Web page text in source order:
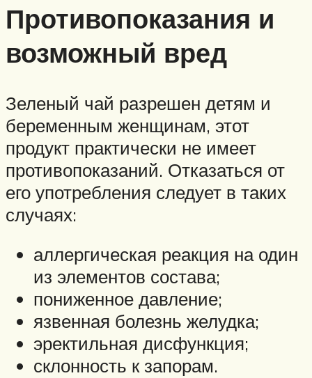
Противопоказания и
возможный вред
Зеленый чай разрешен детям и
беременным женщинам, этот
продукт практически не имеет
противопоказаний. Отказаться от
его употребления следует в таких
случаях:
аллергическая реакция на один
из элементов состава;
пониженное давление;
язвенная болезнь желудка;
эректильная дисфункция;
склонность к запорам.